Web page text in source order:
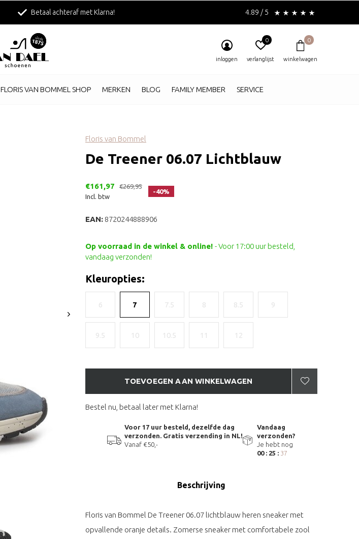
FLORIS VAN BOMMEL SHOP MERKEN BLOG FAMILY MEMBER SERVICE
inloggen verlanglijst
0
winkelwagen
0
Betaal achteraf met Klarna! 4.89 / 5
Floris van Bommel
De Treener 06.07 Lichtblauw
€161,97
€269,95
Incl. btw
-40%
EAN: 8720244888906
Op voorraad in de winkel & online! - Voor 17:00 uur besteld,
vandaag verzonden!
Kleuropties:
6 7 7.5 8 8.5 9
9.5 10 10.5 11 12
TOEVOEGEN AAN WINKELWAGEN
Bestel nu, betaal later met Klarna!
Voor 17 uur besteld, dezelfde dag
verzonden. Gratis verzending in NL!
Vanaf €50,-
Vandaag
verzonden?
Je hebt nog
00 : 25 : 36
Beschrijving
Floris van Bommel De Treener 06.07 lichtblauw heren sneaker met
opvallende oranje details. Zomerse sneaker met comfortabele zool